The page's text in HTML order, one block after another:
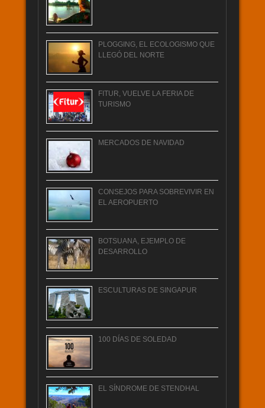
PLOGGING, EL ECOLOGISMO QUE
LLEGÓ DEL NORTE
FITUR, VUELVE LA FERIA DE
TURISMO
MERCADOS DE NAVIDAD
CONSEJOS PARA SOBREVIVIR EN
EL AEROPUERTO
BOTSUANA, EJEMPLO DE
DESARROLLO
ESCULTURAS DE SINGAPUR
100 DÍAS DE SOLEDAD
EL SÍNDROME DE STENDHAL